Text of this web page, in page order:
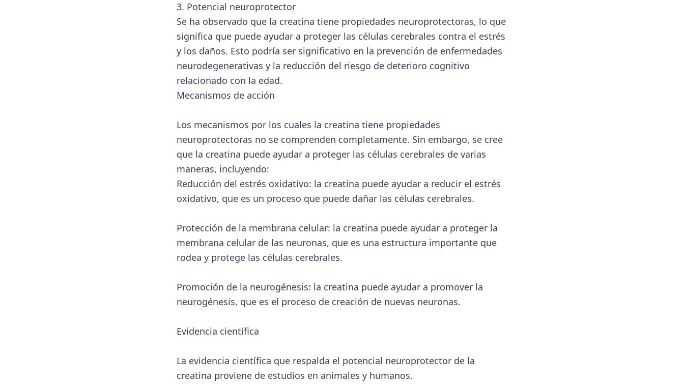
3. Potencial neuroprotector
Se ha observado que la creatina tiene propiedades neuroprotectoras, lo que
significa que puede ayudar a proteger las células cerebrales contra el estrés
y los daños. Esto podría ser significativo en la prevención de enfermedades
neurodegenerativas y la reducción del riesgo de deterioro cognitivo
relacionado con la edad.
Mecanismos de acción
Los mecanismos por los cuales la creatina tiene propiedades
neuroprotectoras no se comprenden completamente. Sin embargo, se cree
que la creatina puede ayudar a proteger las células cerebrales de varias
maneras, incluyendo:
Reducción del estrés oxidativo: la creatina puede ayudar a reducir el estrés
oxidativo, que es un proceso que puede dañar las células cerebrales.
Protección de la membrana celular: la creatina puede ayudar a proteger la
membrana celular de las neuronas, que es una estructura importante que
rodea y protege las células cerebrales.
Promoción de la neurogénesis: la creatina puede ayudar a promover la
neurogénesis, que es el proceso de creación de nuevas neuronas.
Evidencia científica
La evidencia científica que respalda el potencial neuroprotector de la
creatina proviene de estudios en animales y humanos.